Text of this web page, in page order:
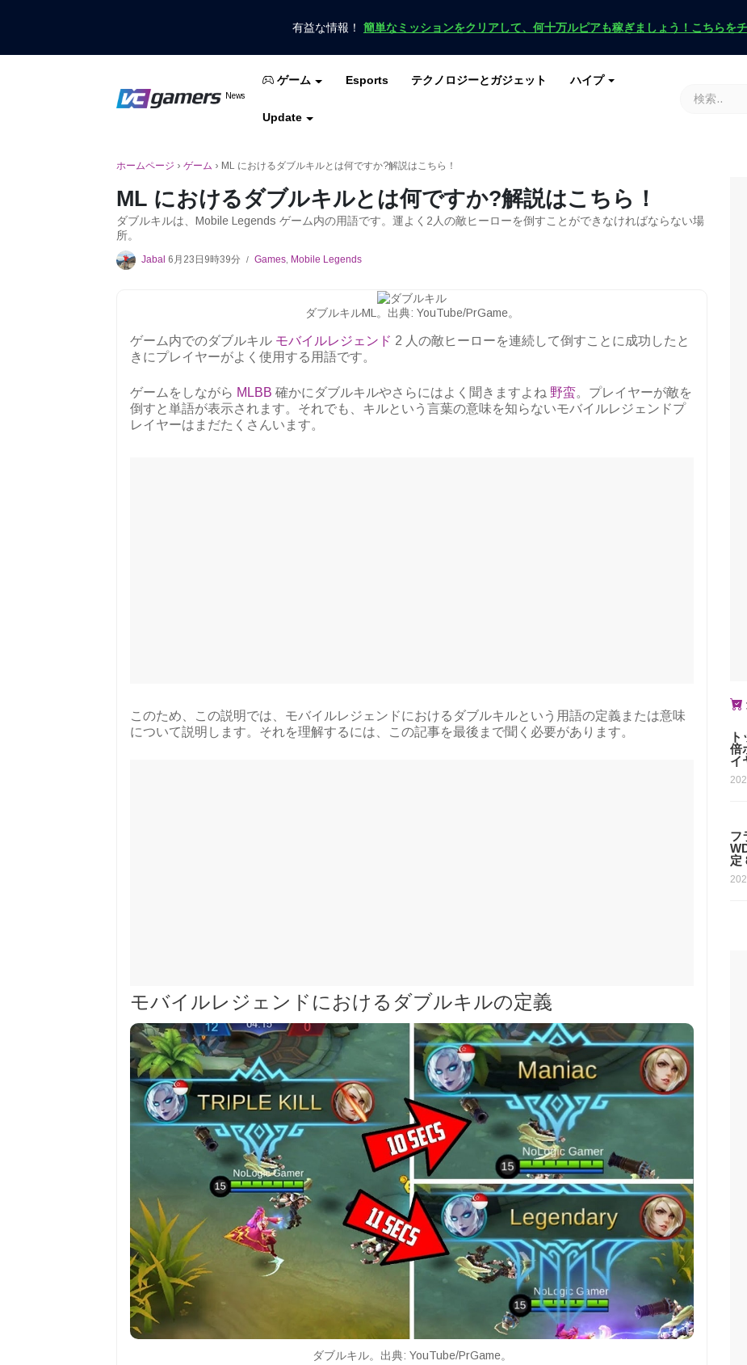
有益な情報！ 簡単なミッションをクリアして、何十万ルピアも稼ぎましょう！こちらを
VCGamers ニュース
News
VCGamersだけで最新のゲームニュースを入手
ゲーム Esports テクノロジーとガジェット ハイプ
Update
フリーファイア
ホームページ › ゲーム › ML におけるダブルキルとは何ですか?解説はこちら！
ML におけるダブルキルとは何ですか?解説はこちら！
ダブルキルは、Mobile Legends ゲーム内の用語です。運よく2人の敵ヒーローを倒すことができなければならない場
所。
Jabal 6月23日9時39分 / Games, Mobile Legends
ダブルキルML。出典: YouTube/PrGame。
ゲーム内でのダブルキル モバイルレジェンド 2 人の敵ヒーローを連続して倒すことに成功したと
きにプレイヤーがよく使用する用語です。
ゲームをしながら MLBB 確かにダブルキルやさらにはよく聞きますよね 野蛮。プレイヤーが敵を
倒すと単語が表示されます。それでも、キルという言葉の意味を知らないモバイルレジェンドプ
レイヤーはまだたくさんいます。
このため、この説明では、モバイルレジェンドにおけるダブルキルという用語の定義または意味
について説明します。それを理解するには、この記事を最後まで聞く必要があります。
モバイルレジェンドにおけるダブルキルの定義
ダブルキル。出典: YouTube/PrGame。
倍
イ
フ
定